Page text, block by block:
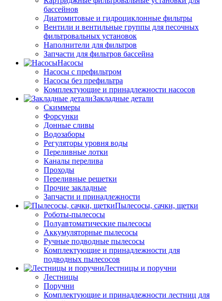
бассейнов
Диатомитовые и гидроциклонные фильтры
Вентили и вентильные группы для песочных
фильтровальных установок
Наполнители для фильтров
Запчасти для фильтров бассейна
Насосы
Насосы с префильтром
Насосы без префильтра
Комплектующие и принадлежности насосов
Закладные детали
Скиммеры
Форсунки
Донные сливы
Водозаборы
Регуляторы уровня воды
Переливные лотки
Каналы перелива
Проходы
Переливные решетки
Прочие закладные
Запчасти и принадлежности
Пылесосы, сачки, щетки
Роботы-пылесосы
Полуавтоматические пылесосы
Аккумуляторные пылесосы
Ручные подводные пылесосы
Комплектующие и принадлежности для
подводных пылесосов
Лестницы и поручни
Лестницы
Поручни
Комплектующие и принадлежности лестниц для